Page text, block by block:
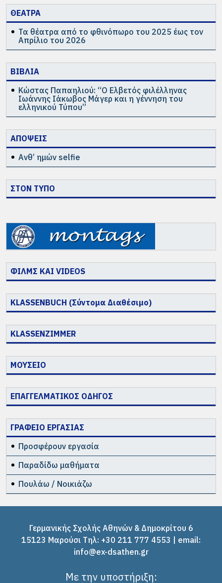
ΘΕΑΤΡΑ
Τα θέατρα από το φθινόπωρο του 2025 έως τον
Απρίλιο του 2026
ΒΙΒΛΙΑ
Κώστας Παπαηλιού: “Ο Ελβετός φιλέλληνας
Ιωάννης Ιάκωβος Μάγερ και η γέννηση του
ελληνικού Τύπου”
ΑΠΟΨΕΙΣ
Ανθ’ ημών selfie
ΣΤΟΝ ΤΥΠΟ
ΦΙΛΜΣ ΚΑΙ VIDEOS
KLASSENBUCH (Σύντομα Διαθέσιμο)
KLASSENZIMMER
ΜΟΥΣΕΙΟ
ΕΠΑΓΓΕΛΜΑΤΙΚΟΣ ΟΔΗΓΟΣ
ΓΡΑΦΕΙΟ ΕΡΓΑΣΙΑΣ
Προσφέρουν εργασία
Παραδίδω μαθήματα
Πουλάω / Νοικιάζω
Γερμανικής Σχολής Αθηνών & Δημοκρίτου 6
15123 Μαρούσι Tηλ: +30 211 777 4553 | email:
info@ex-dsathen.gr
Με την υποστήριξη: